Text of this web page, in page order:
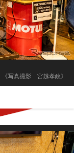
《写真撮影 宮越孝政》